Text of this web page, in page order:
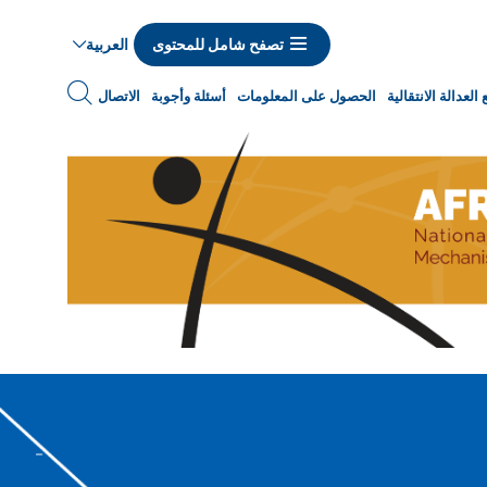
تصفح شامل للمحتوى العربية
الانتقالية الحصول على المعلومات أسئلة وأجوبة الاتصال